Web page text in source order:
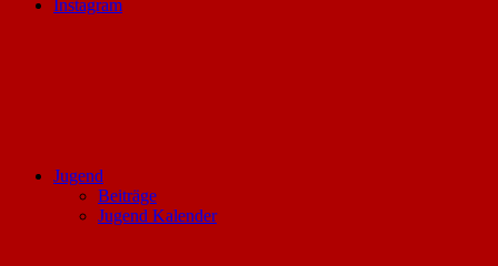
Instagram
Jugend
Beiträge
Jugend Kalender